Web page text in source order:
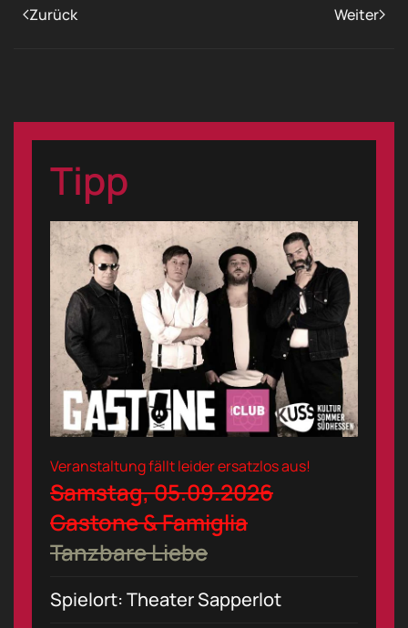
Zurück Weiter
Tipp
Veranstaltung fällt leider ersatzlos aus!
Samstag, 05.09.2026
Gastone & Famiglia
Tanzbare Liebe
Spielort: Theater Sapperlot